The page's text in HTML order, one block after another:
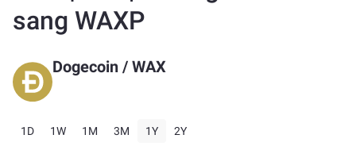
sang WAXP
Dogecoin / WAX
1D 1W 1M 3M 1Y 2Y